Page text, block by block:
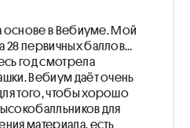
основе в Вебиуме. Мой
28 первичных баллов…
год смотрела
Вебиум даёт очень
того, чтобы хорошо
для
материала, есть